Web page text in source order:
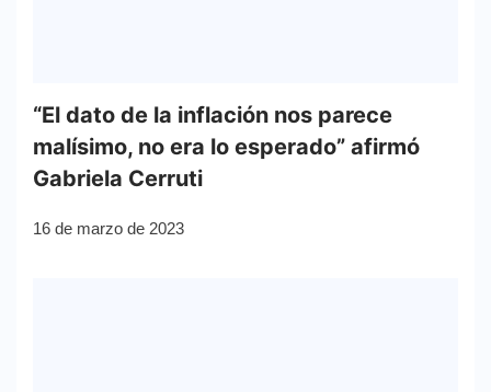
“El dato de la inflación nos parece
malísimo, no era lo esperado” afirmó
Gabriela Cerruti
16 de marzo de 2023